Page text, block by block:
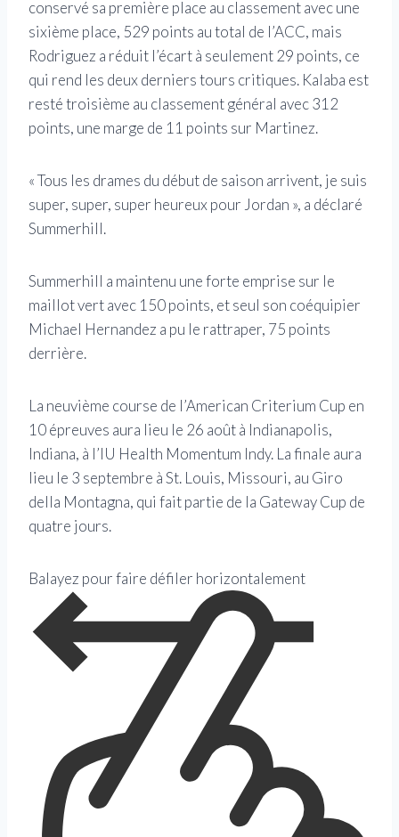
conservé sa première place au classement avec une
sixième place, 529 points au total de l’ACC, mais
Rodriguez a réduit l’écart à seulement 29 points, ce
qui rend les deux derniers tours critiques. Kalaba est
resté troisième au classement général avec 312
points, une marge de 11 points sur Martinez.
« Tous les drames du début de saison arrivent, je suis
super, super, super heureux pour Jordan », a déclaré
Summerhill.
Summerhill a maintenu une forte emprise sur le
maillot vert avec 150 points, et seul son coéquipier
Michael Hernandez a pu le rattraper, 75 points
derrière.
La neuvième course de l’American Criterium Cup en
10 épreuves aura lieu le 26 août à Indianapolis,
Indiana, à l’IU Health Momentum Indy. La finale aura
lieu le 3 septembre à St. Louis, Missouri, au Giro
della Montagna, qui fait partie de la Gateway Cup de
quatre jours.
Balayez pour faire défiler horizontalement